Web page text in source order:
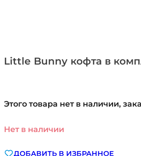
Little Bunny кофта в
Этого товара нет в наличии,
Нет в наличии
ДОБАВИТЬ В ИЗБРАННОЕ